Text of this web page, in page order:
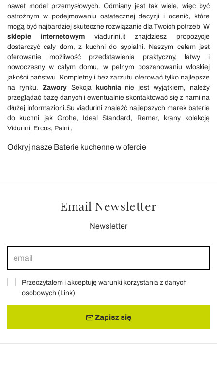
nawet model przemysłowych. Odmiany jest tak wiele, więc być
ostrożnym w podejmowaniu ostatecznej decyzji i ocenić, które
mogą być najbardziej skuteczne rozwiązanie dla Twoich potrzeb. W
sklepie internetowymviadurini.it znajdziesz propozycje
dostarczyć cały dom, z kuchni do sypialni. Naszym celem jest
oferowanie możliwość przedstawienia praktyczny, łatwy i
nowoczesny w całym domu, w pełnym poszanowaniu włoskiej
jakości państwu. Kompletny i bez zarzutu oferować tylko najlepsze
na rynku. ZaworySekcja kuchnianie jest wyjątkiem, należy
przeglądać bazę danych i ewentualnie skontaktować się z nami na
dłużej informazioni.Su viadurini znaleźć najlepszych marek baterie
do kuchni jak Grohe, Ideal Standard, Remer, krany kolekcję
Vidurini, Ercos, Paini ,
Odkryj nasze Baterie kuchenne w ofercie
Email Newsletter
Newsletter
Przeczytałem i akceptuję warunki korzystania z danych
osobowych (Link)
Zapisz się